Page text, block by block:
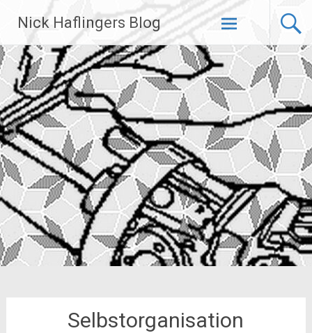
Inhalt
springen
Nick Haflingers Blog
Selbstorganisation